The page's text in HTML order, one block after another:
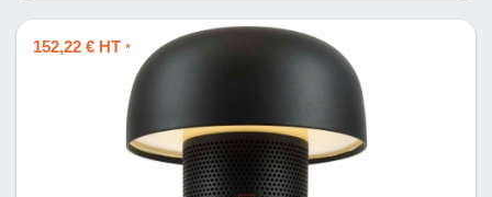
152,22 € HT *